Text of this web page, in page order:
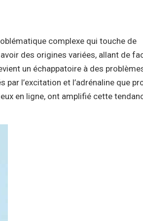
complexe qui touche de
des origines variées, allant de
un échappatoire à des
l’excitation et l’adrénaline que
en ligne, ont amplifié cette